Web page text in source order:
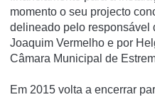
momento o seu projecto
delineado pelo responsável
Joaquim Vermelho e por
Câmara Municipal de
Em 2015 volta a encerrar